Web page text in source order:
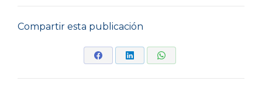
Compartir esta publicación